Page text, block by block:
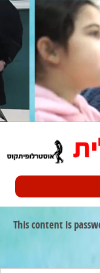
This content is